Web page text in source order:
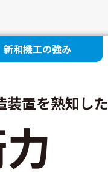
新和機工の強み
装置を熟知した
力